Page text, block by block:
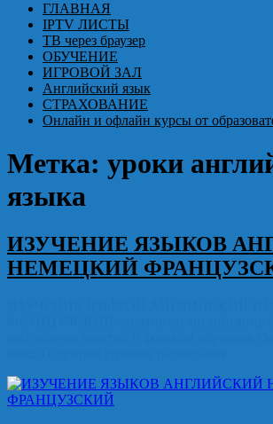
ГЛАВНАЯ
IPTV ЛИСТЫ
ТВ через браузер
ОБУЧЕНИЕ
ИГРОВОЙ ЗАЛ
Английский язык
СТРАХОВАНИЕ
Онлайн и офлайн курсы от
Метка: уроки
языка
ИЗУЧЕНИЕ ЯЗЫКОВ
НЕМЕЦКИЙ